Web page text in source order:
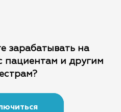
зарабатывать на
пациентам и другим